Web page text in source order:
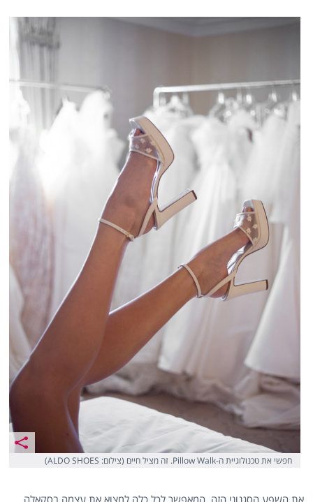
חפשי את טכנולוגיית ה-Pillow Walk. זה מציל חיים (צילום: ALDO SHOES)